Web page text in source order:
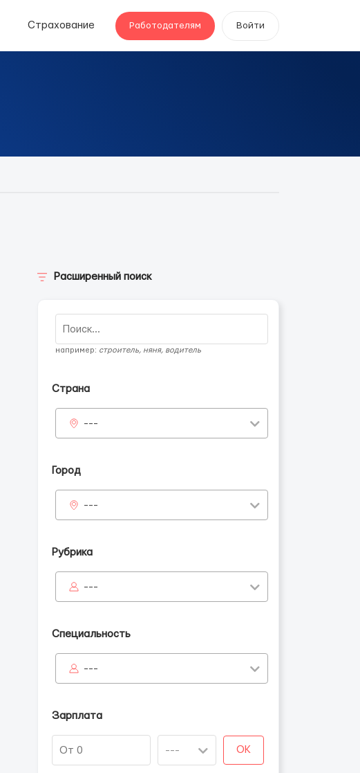
Страхование Работодателям Войти
Расширенный поиск
например: строитель, няня, водитель
Страна
---
Город
---
Рубрика
---
Специальность
---
Зарплата
OK